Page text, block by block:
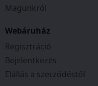
Magunkról
Webáruház
Regisztráció
Bejelentkezés
Elállás a szerződéstől